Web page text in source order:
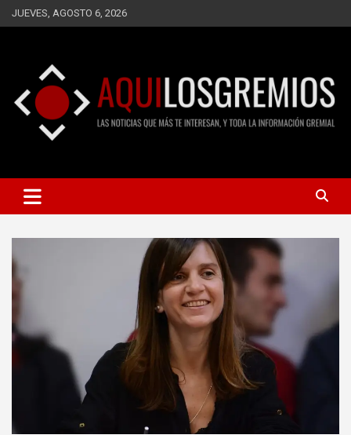
Saltar
al
JUEVES, AGOSTO 6, 2026
AQUÍ LOS GREMIOS
INFORMACIÓN GREMIAL